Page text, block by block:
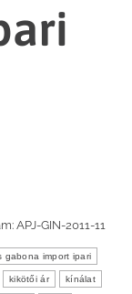
APJ-GIN-2011-11
gabona import ipari
kikötői ár kínálat